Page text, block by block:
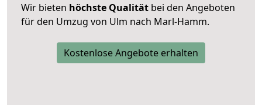
Wir bieten höchste Qualität bei den Angeboten
für den Umzug von Ulm nach Marl-Hamm.
Kostenlose Angebote erhalten